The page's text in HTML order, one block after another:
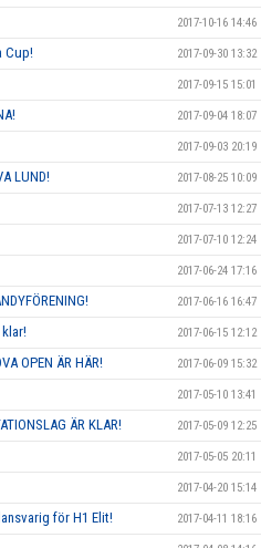
2017-10-16 14:46
Cup! 2017-09-30 13:32
2017-09-15 15:01
2017-09-04 18:07
2017-09-03 20:19
LUND! 2017-08-25 10:09
2017-07-13 12:27
2017-07-10 12:24
2017-06-24 17:16
2017-06-16 16:47
klar! 2017-06-15 12:12
OPEN ÄR HÄR! 2017-06-09 15:32
2017-05-10 13:41
ÄR KLAR! 2017-05-09 12:25
2017-05-05 20:11
2017-04-20 15:14
för H1 Elit! 2017-04-11 18:16